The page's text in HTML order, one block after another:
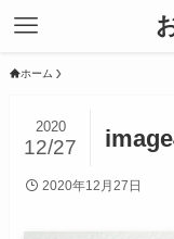
ホーム
2020
12/27
2020年12月27日